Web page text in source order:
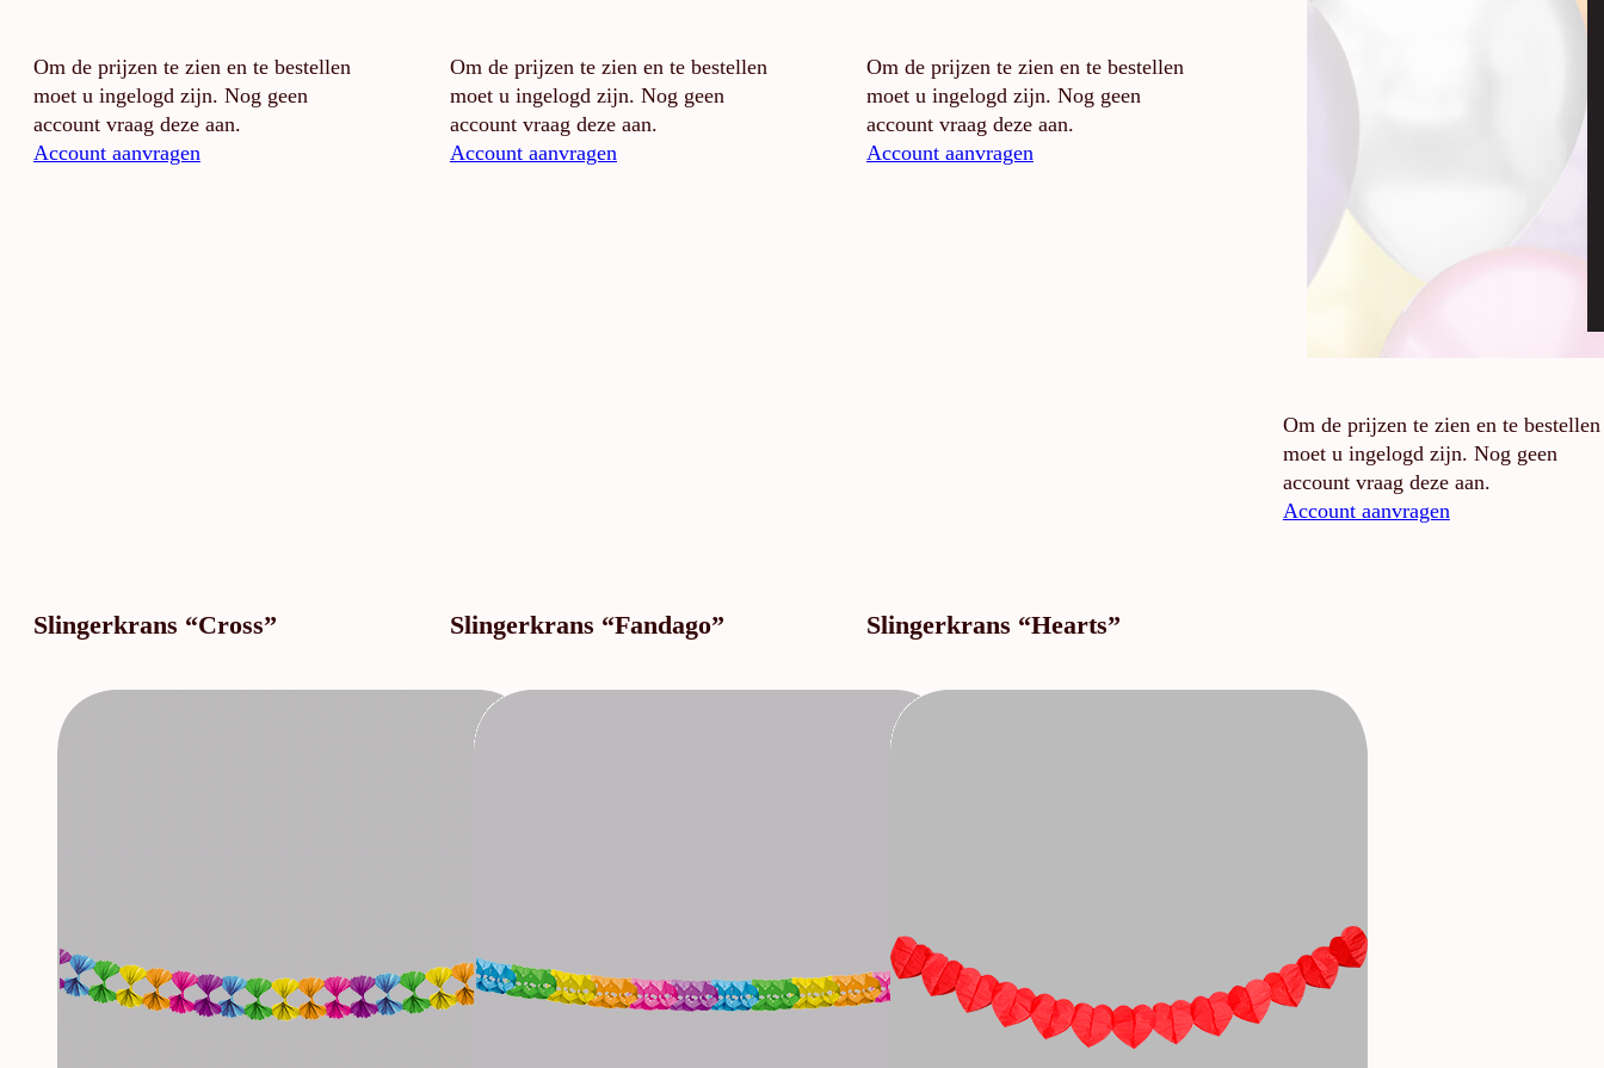
Om de prijzen te zien en te bestellen
moet u ingelogd zijn. Nog geen
account vraag deze aan.
Account aanvragen
Om de prijzen te zien en te bestellen
moet u ingelogd zijn. Nog geen
account vraag deze aan.
Account aanvragen
Om de prijzen te zien en te bestellen
moet u ingelogd zijn. Nog geen
account vraag deze aan.
Account aanvragen
Om de prijzen te zien en te bestellen
moet u ingelogd zijn. Nog geen
account vraag deze aan.
Account aanvragen
Slingerkrans “Cross” Slingerkrans “Fandago” Slingerkrans “Hearts”